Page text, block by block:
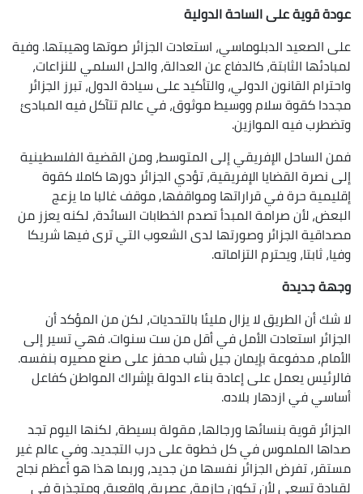
عودة قوية على الساحة الدولية
على الصعيد الدبلوماسي، استعادت الجزائر صوتها وهيبتها. وفية
لمبادئها الثابتة، كالدفاع عن العدالة، والحل السلمي للنزاعات،
واحترام القانون الدولي، والتأكيد على سيادة الدول، تبرز الجزائر
مجددا كقوة سلام ووسيط موثوق، في عالم تتآكل فيه المبادئ
وتضطرب فيه الموازين.
فمن الساحل الإفريقي إلى المتوسط، ومن القضية الفلسطينية
إلى نصرة القضايا الإفريقية، تؤدي الجزائر دورها كاملا كقوة
إقليمية حرة في قراراتها ومواقفها, موقف غالبا ما يزعج
البعض، لأن صرامة المبدأ تصدم الخطابات السائدة، لكنه يعزز من
مصداقية الجزائر وصورتها لدى الشعوب التي ترى فيها شريكا
وفيا، ثابتا، ويحترم التزاماته.
وجهة جديدة
لا شك أن الطريق لا يزال مليئا بالتحديات، لكن من المؤكد أن
الجزائر استعادت الأمل في أقل من ست سنوات. فهي تسير إلى
الأمام، مدفوعة بإيمان جيل شاب محفز على صنع مصيره بنفسه.
فالرئيس يعمل على إعادة بناء الدولة بإشراك المواطن كفاعل
أساسي في ازدهار بلاده.
الجزائر قوية بنسائها ورجالها, مقولة بسيطة، لكنها اليوم تجد
صداها الملموس في كل خطوة على درب التجديد. وفي عالم غير
مستقر، تفرض الجزائر نفسها من جديد، وربما هذا هو أعظم نجاح
لقيادة تسعى لأن تكون حازمة، عصرية، واقعية، ومتجذرة في